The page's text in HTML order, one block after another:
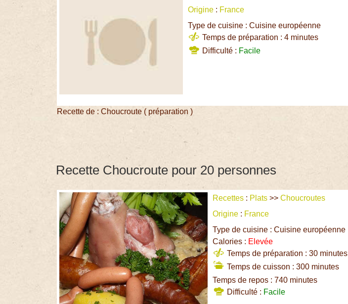
Origine : France
Type de cuisine : Cuisine européenne
Temps de préparation : 4 minutes
Difficulté : Facile
Recette de : Choucroute ( préparation )
Recette Choucroute pour 20 personnes
Recettes : Plats >>Choucroutes
Origine : France
Type de cuisine : Cuisine européenne
Calories : Elevée
Temps de préparation : 30 minutes
Temps de cuisson : 300 minutes
Temps de repos : 740 minutes
Difficulté : Facile